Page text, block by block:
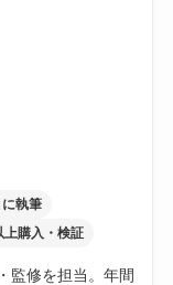
執筆
上購入・検証
監修を担当。年間